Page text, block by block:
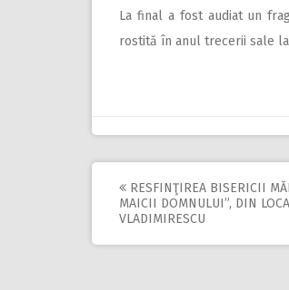
La final a fost audiat un
rostită în anul trecerii sale
Post
navigation
RESFINŢIREA BISERICII
MAICII DOMNULUI”, DIN
VLADIMIRESCU